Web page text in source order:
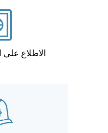
الاطلاع على